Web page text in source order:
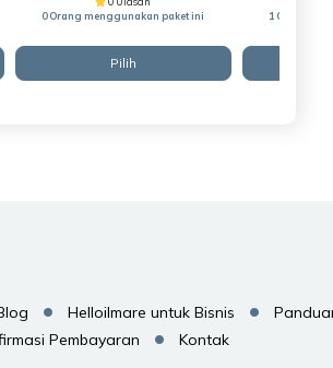
0 Orang menggunakan paket ini
Pilih
1 Orang
Helloilmare untuk Bisnis
Pembayaran Kontak